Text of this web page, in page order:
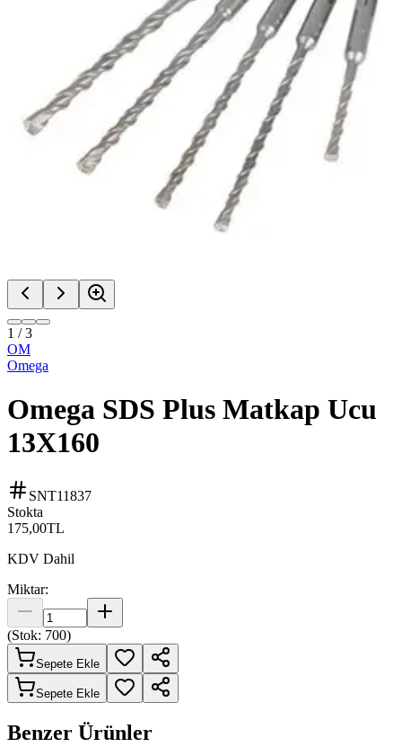
1 /3
OM
Omega
Omega SDS Plus Matkap Ucu
13X160
SNT11837
Stokta
175,00TL
KDV Dahil
Miktar:
(Stok: 700)
Sepete Ekle
Sepete Ekle
Benzer Ürünler